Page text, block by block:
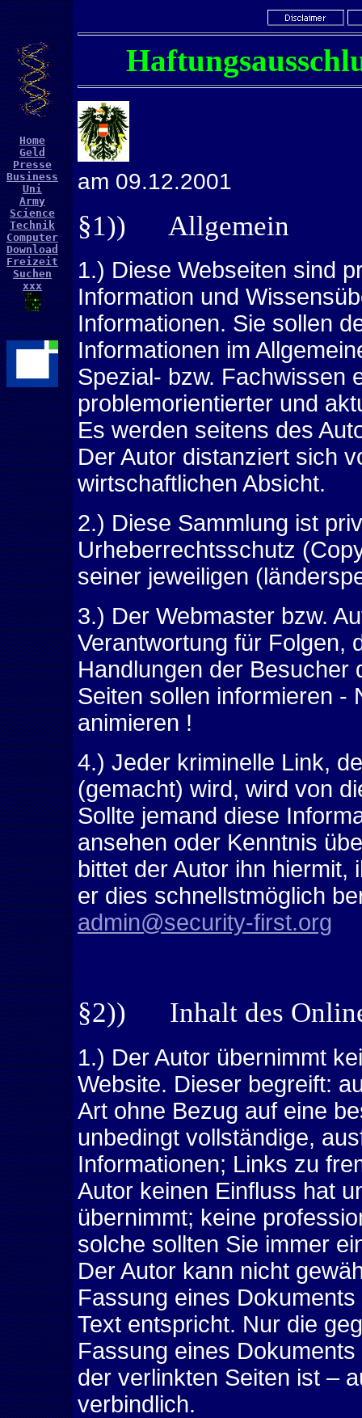
Home
Geld
Presse
Business
Uni
Army
Science
Technik
Computer
Download
Freizeit
Suchen
xxx
am 09.12.2001
§1)) Allgemein
1.) Diese Webseiten sind
Information und
Informationen. Sie sollen
Informationen im
Spezial- bzw. Fachwissen
problemorientierter und
Es werden seitens des
Der Autor distanziert sich
wirtschaftlichen Absicht.
2.) Diese Sammlung ist
Urheberrechtsschutz
seiner jeweiligen
3.) Der Webmaster bzw.
Verantwortung für Folgen,
Handlungen der Besucher
Seiten sollen informieren -
animieren !
4.) Jeder kriminelle Link,
(gemacht) wird, wird von
Sollte jemand diese
ansehen oder Kenntnis
bittet der Autor ihn
er dies schnellstmöglich
admin@security-first.org
§2)) Inhalt des
1.) Der Autor übernimmt
Website. Dieser begreift:
Art ohne Bezug auf eine
unbedingt vollständige,
Informationen; Links zu
Autor keinen Einfluss hat
übernimmt; keine
solche sollten Sie immer
Der Autor kann nicht
Fassung eines
Text entspricht. Nur die
Fassung eines
der verlinkten Seiten ist –
verbindlich.